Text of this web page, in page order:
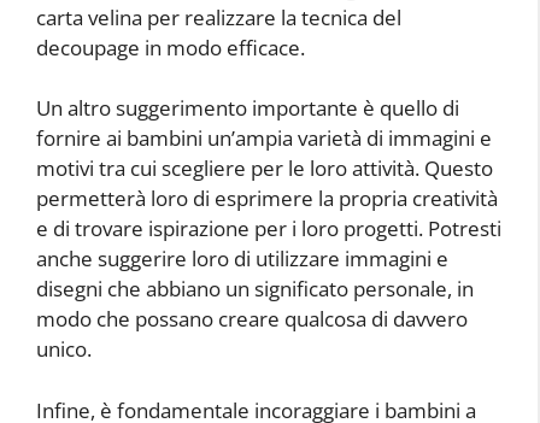
carta velina per realizzare la tecnica del
decoupage in modo efficace.
Un altro suggerimento importante è quello di
fornire ai bambini un’ampia varietà di immagini e
motivi tra cui scegliere per le loro attività. Questo
permetterà loro di esprimere la propria creatività
e di trovare ispirazione per i loro progetti. Potresti
anche suggerire loro di utilizzare immagini e
disegni che abbiano un significato personale, in
modo che possano creare qualcosa di davvero
unico.
Infine, è fondamentale incoraggiare i bambini a